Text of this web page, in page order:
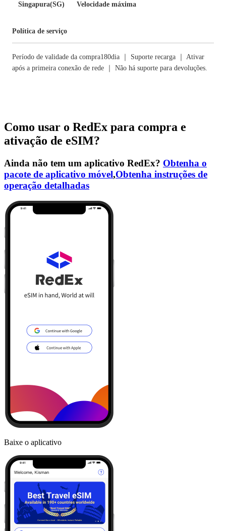
Singapura(SG)
Velocidade máxima
Política de serviço
Período de validade da compra180dia ｜ Suporte recarga ｜ Ativar
após a primeira conexão de rede ｜ Não há suporte para devoluções.
Como usar o RedEx para compra e
ativação de eSIM?
Ainda não tem um aplicativo RedEx? Obtenha o
pacote de aplicativo móvel,Obtenha instruções de
operação detalhadas
Baixe o aplicativo